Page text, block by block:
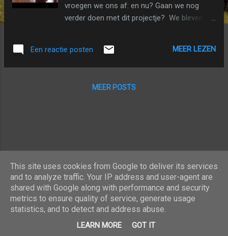
vroegen we ons af: en nu? Gaan we nog
verder doen met dit projectje? We bleven -
tweede jaar een filmpje te maken. Het was
alweer een fantastisch jaar, waarin ze heel
af!), praten (de gekste woorden natuurlijk
plagen (door, jawel, consequent "mama" te
zeggen),... Te veel om op te noemen!
Een reactie posten MEER LEZEN
MEER POSTS
This site uses cookies from Google to deliver its services
and to analyze traffic. Your IP address and user-agent are
shared with Google along with performance and security
metrics to ensure quality of service, generate usage
statistics, and to detect and address abuse.
LEARN MORE GOT IT